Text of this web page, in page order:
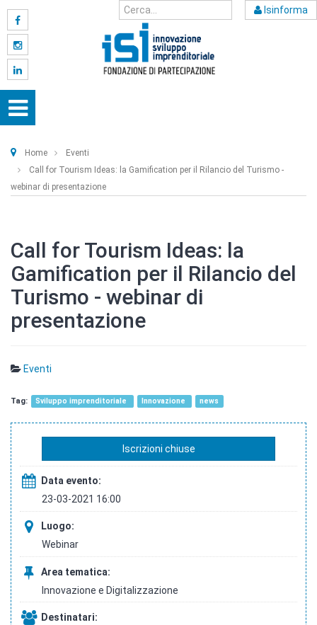
Isinforma
Home
Eventi
Call for Tourism Ideas: la Gamification per il Rilancio del Turismo -
webinar di presentazione
Call for Tourism Ideas: la
Gamification per il Rilancio del
Turismo - webinar di
presentazione
Eventi
Sviluppo imprenditoriale Innovazione news
Iscrizioni chiuse
Data evento:
23-03-2021 16:00
Luogo:
Webinar
Area tematica:
Innovazione e Digitalizzazione
Destinatari: